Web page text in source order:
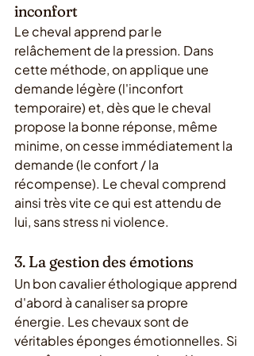
inconfort
Le cheval apprend par le
relâchement de la pression. Dans
cette méthode, on applique une
demande légère (l'inconfort
temporaire) et, dès que le cheval
propose la bonne réponse, même
minime, on cesse immédiatement la
demande (le confort / la
récompense). Le cheval comprend
ainsi très vite ce qui est attendu de
lui, sans stress ni violence.
3. La gestion des émotions
Un bon cavalier éthologique apprend
d'abord à canaliser sa propre
énergie. Les chevaux sont de
véritables éponges émotionnelles. Si